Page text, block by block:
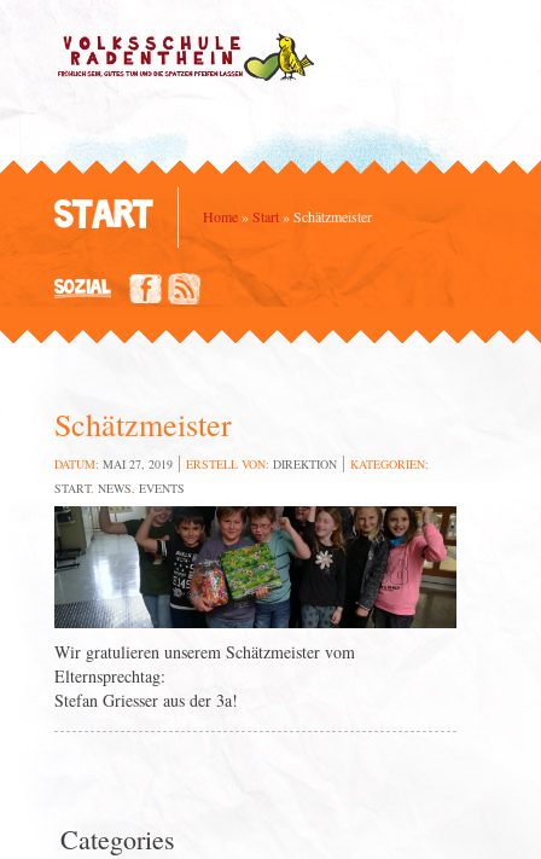
START Home » Start »Schätzmeister
SOZIAL
Schätzmeister
DATUM: MAI 27, 2019 ERSTELL VON: DIREKTION
KATEGORIEN:
START, NEWS, EVENTS
Wir gratulieren unserem Schätzmeister vom
Elternsprechtag:
Stefan Griesser aus der 3a!
Categories